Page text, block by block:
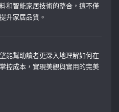
和智能家居技術的整合，這不僅
升家居品質。
能幫助讀者更深入地理解如何在
控成本，實現美觀與實用的完美